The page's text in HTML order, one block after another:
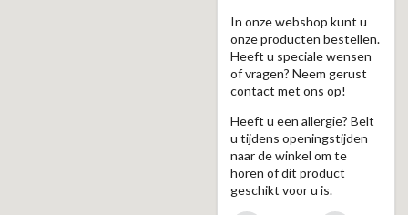
In onze webshop kunt u
onze producten bestellen.
Heeft u speciale wensen
of vragen? Neem gerust
contact met ons op!
Heeft u een allergie? Belt
u tijdens openingstijden
naar de winkel om te
horen of dit product
geschikt voor u is.